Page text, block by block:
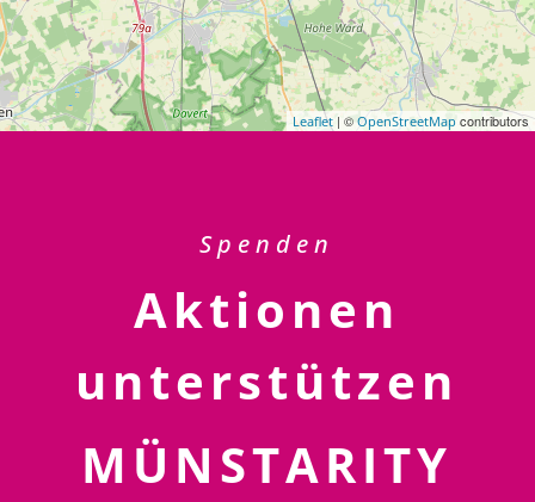
Leaflet | © OpenStreetMap contributors
Spenden
Aktionen
unterstützen
MÜNSTARITY